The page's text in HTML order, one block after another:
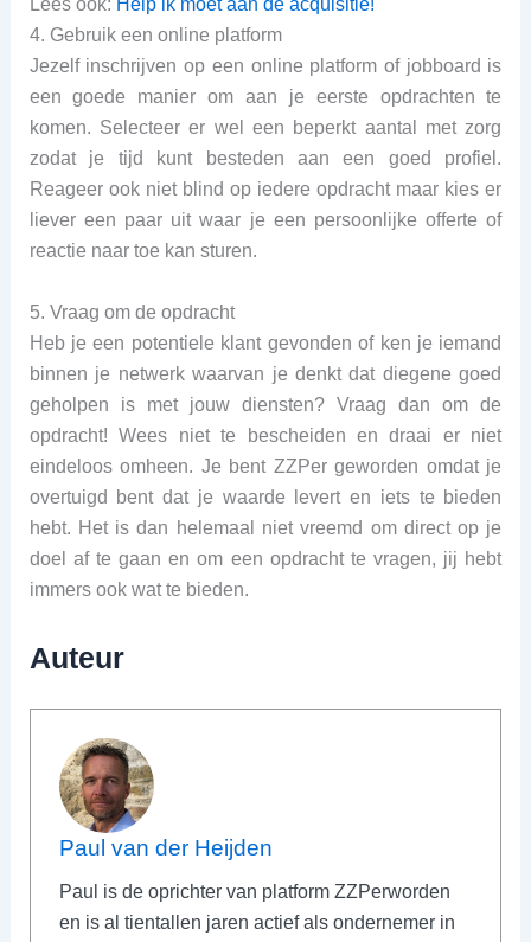
Lees ook: Help ik moet aan de acquisitie!
4. Gebruik een online platform
Jezelf inschrijven op een online platform of jobboard is
een goede manier om aan je eerste opdrachten te
komen. Selecteer er wel een beperkt aantal met zorg
zodat je tijd kunt besteden aan een goed profiel.
Reageer ook niet blind op iedere opdracht maar kies er
liever een paar uit waar je een persoonlijke offerte of
reactie naar toe kan sturen.
5. Vraag om de opdracht
Heb je een potentiele klant gevonden of ken je iemand
binnen je netwerk waarvan je denkt dat diegene goed
geholpen is met jouw diensten? Vraag dan om de
opdracht! Wees niet te bescheiden en draai er niet
eindeloos omheen. Je bent ZZPer geworden omdat je
overtuigd bent dat je waarde levert en iets te bieden
hebt. Het is dan helemaal niet vreemd om direct op je
doel af te gaan en om een opdracht te vragen, jij hebt
immers ook wat te bieden.
Auteur
Paul van der Heijden
Paul is de oprichter van platform ZZPerworden
en is al tientallen jaren actief als ondernemer in